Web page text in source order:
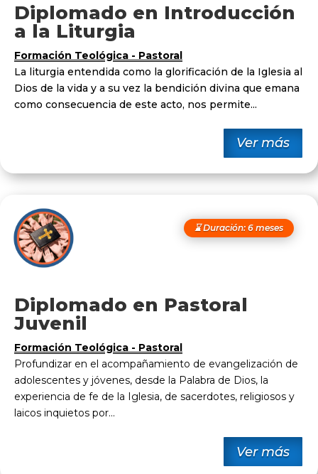
Diplomado en Introducción
a la Liturgia
Formación Teológica - Pastoral
La liturgia entendida como la glorificación de la Iglesia al
Dios de la vida y a su vez la bendición divina que emana
como consecuencia de este acto, nos permite...
Ver más
⌛ Duración: 6 meses
Diplomado en Pastoral
Juvenil
Formación Teológica - Pastoral
Profundizar en el acompañamiento de evangelización de
adolescentes y jóvenes, desde la Palabra de Dios, la
experiencia de fe de la Iglesia, de sacerdotes, religiosos y
laicos inquietos por...
Ver más